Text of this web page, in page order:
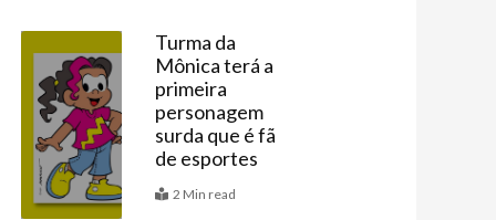
Últimas
Turma da
Mônica terá a
primeira
personagem
surda que é fã
de esportes
2 Min read